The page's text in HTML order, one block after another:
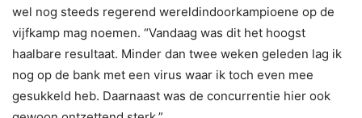
wel nog steeds regerend wereldindoorkampioene op de
vijfkamp mag noemen. “Vandaag was dit het hoogst
haalbare resultaat. Minder dan twee weken geleden lag ik
nog op de bank met een virus waar ik toch even mee
gesukkeld heb. Daarnaast was de concurrentie hier ook